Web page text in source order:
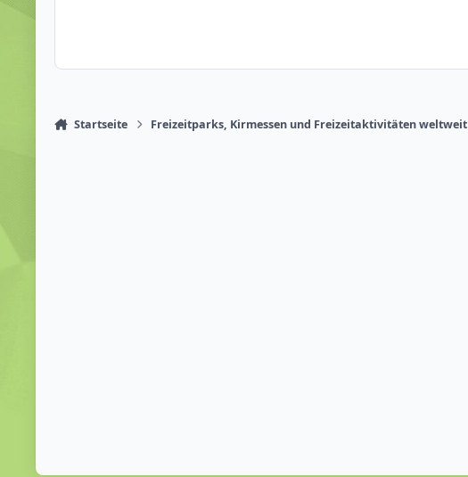
Startseite Freizeitparks, Kirmessen und Freizeitaktivitäten weltweit